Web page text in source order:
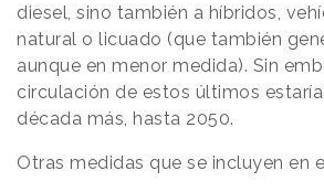
diesel, sino también a híbridos,
natural o licuado (que también
aunque en menor medida). Sin
circulación de estos últimos
década más, hasta 2050.
Otras medidas que se incluyen en